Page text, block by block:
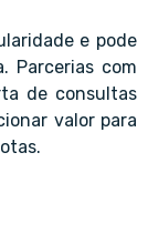
e pode
Parcerias com
de consultas
valor para